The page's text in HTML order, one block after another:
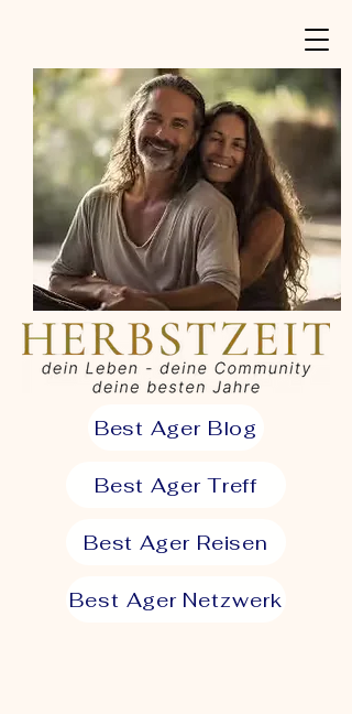
Best Ager Blog
Best Ager Treff
Best Ager Reisen
Best Ager Netzwerk